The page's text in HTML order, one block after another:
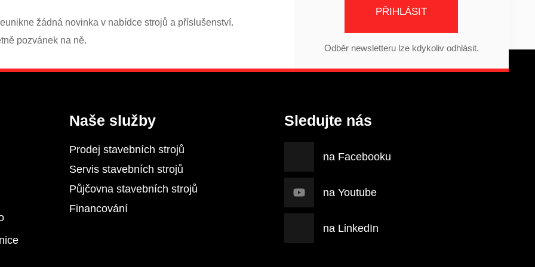
žádná novinka v nabídce strojů a příslušenství.
pozvánek na ně.
PŘIHLÁSIT
Odběr newsletteru lze kdykoliv odhlásit.
Naše služby
Prodej stavebních strojů
Servis stavebních strojů
Půjčovna stavebních strojů
Financování
Sledujte nás
na Facebooku
na Youtube
na LinkedIn